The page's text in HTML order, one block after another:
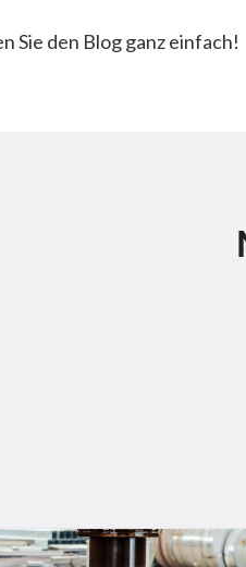
Sie den Blog ganz einfach!